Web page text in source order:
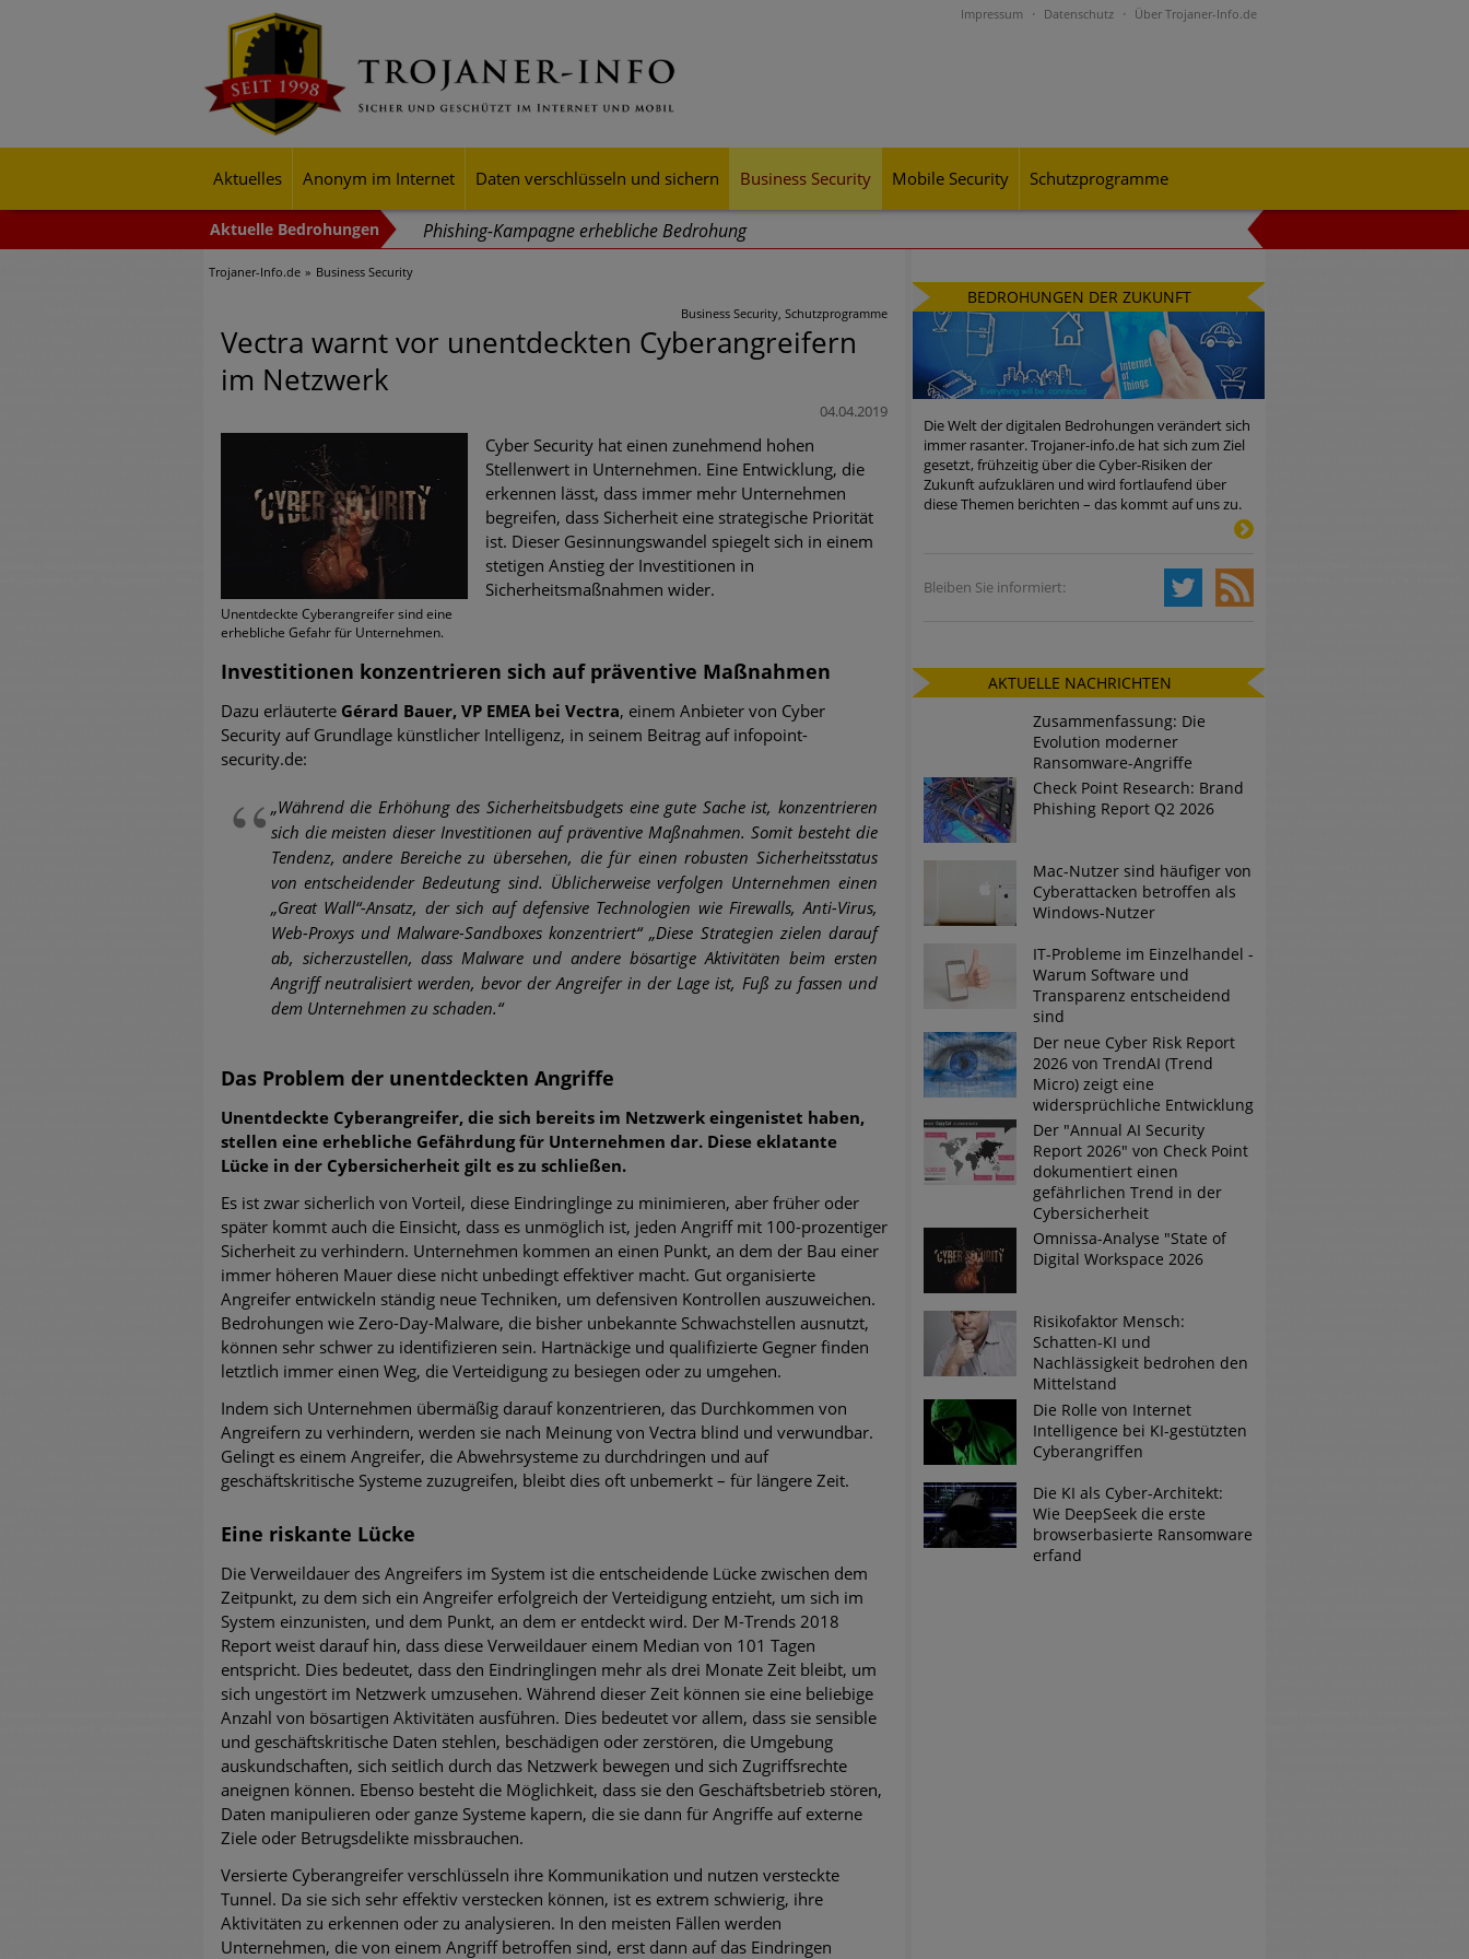
Impressum Datenschutz Über Trojaner-Info.de
Aktuelles Anonym im Internet Daten verschlüsseln und sichern Business Security Mobile Security Schutzprogramme
Phishing-Kampagne erhebliche Bedrohung
Trends bei Cyber Crimes 2024: Experten rechnen mit neue Welle an Social-Engineering-Betrugsmaschen und
Exponentiell wachsende Risiken, eine immer unübersichtlichere Cyber-Bedrohungslage – was CISOs jetzt für
Digitale Assets aller Arten im Fokus der aktuellen Cyber-Bedrohungen
Ungebremster Aufstieg: Mega-Ransomware. Deutsche Unternehmen dürfen Bedrohungspotential nicht
unterschätzen
Weiterentwicklung der HTTP-basierten Cyberangriffe lässt Experten vor Tsunami bei Web-DDoS-Angriffen
Phishing-Trend: Führungskräfte im Visier. Was hilft gegen Harpoon Whaling?
Aktuelle Phishing-Kampagnen mit großen Markennamen – Amazon hat nun reagiert
Fake-Unternehmensprofile auf LinkedIn: Unternehmen und Nutzer im Visier der Datendiebe
Trojaner-Info.de Business Security
Business Security, Schutzprogramme
Vectra warnt vor unentdeckten Cyberangreifern
im Netzwerk
04.04.2019
Unentdeckte Cyberangreifer sind eine
erhebliche Gefahr für Unternehmen.
Cyber Security hat einen zunehmend hohen
Stellenwert in Unternehmen. Eine Entwicklung, die
erkennen lässt, dass immer mehr Unternehmen
begreifen, dass Sicherheit eine strategische Priorität
ist. Dieser Gesinnungswandel spiegelt sich in einem
stetigen Anstieg der Investitionen in
Sicherheitsmaßnahmen wider.
Investitionen konzentrieren sich auf präventive Maßnahmen
Dazu erläuterte Gérard Bauer, VP EMEA bei Vectra, einem Anbieter von Cyber
Security auf Grundlage künstlicher Intelligenz, in seinem Beitrag auf infopoint-
security.de:
„Während die Erhöhung des Sicherheitsbudgets eine gute Sache ist, konzentrieren
sich die meisten dieser Investitionen auf präventive Maßnahmen. Somit besteht die
Tendenz, andere Bereiche zu übersehen, die für einen robusten Sicherheitsstatus
von entscheidender Bedeutung sind. Üblicherweise verfolgen Unternehmen einen
„Great Wall“-Ansatz, der sich auf defensive Technologien wie Firewalls, Anti-Virus,
Web-Proxys und Malware-Sandboxes konzentriert“ „Diese Strategien zielen darauf
ab, sicherzustellen, dass Malware und andere bösartige Aktivitäten beim ersten
Angriff neutralisiert werden, bevor der Angreifer in der Lage ist, Fuß zu fassen und
dem Unternehmen zu schaden.“
Das Problem der unentdeckten Angriffe
Unentdeckte Cyberangreifer, die sich bereits im Netzwerk eingenistet haben,
stellen eine erhebliche Gefährdung für Unternehmen dar. Diese eklatante
Lücke in der Cybersicherheit gilt es zu schließen.
Es ist zwar sicherlich von Vorteil, diese Eindringlinge zu minimieren, aber früher oder
später kommt auch die Einsicht, dass es unmöglich ist, jeden Angriff mit 100-prozentiger
Sicherheit zu verhindern. Unternehmen kommen an einen Punkt, an dem der Bau einer
immer höheren Mauer diese nicht unbedingt effektiver macht. Gut organisierte
Angreifer entwickeln ständig neue Techniken, um defensiven Kontrollen auszuweichen.
Bedrohungen wie Zero-Day-Malware, die bisher unbekannte Schwachstellen ausnutzt,
können sehr schwer zu identifizieren sein. Hartnäckige und qualifizierte Gegner finden
letztlich immer einen Weg, die Verteidigung zu besiegen oder zu umgehen.
Indem sich Unternehmen übermäßig darauf konzentrieren, das Durchkommen von
Angreifern zu verhindern, werden sie nach Meinung von Vectra blind und verwundbar.
Gelingt es einem Angreifer, die Abwehrsysteme zu durchdringen und auf
geschäftskritische Systeme zuzugreifen, bleibt dies oft unbemerkt – für längere Zeit.
Eine riskante Lücke
Die Verweildauer des Angreifers im System ist die entscheidende Lücke zwischen dem
Zeitpunkt, zu dem sich ein Angreifer erfolgreich der Verteidigung entzieht, um sich im
System einzunisten, und dem Punkt, an dem er entdeckt wird. Der M-Trends 2018
Report weist darauf hin, dass diese Verweildauer einem Median von 101 Tagen
entspricht. Dies bedeutet, dass den Eindringlingen mehr als drei Monate Zeit bleibt, um
sich ungestört im Netzwerk umzusehen. Während dieser Zeit können sie eine beliebige
Anzahl von bösartigen Aktivitäten ausführen. Dies bedeutet vor allem, dass sie sensible
und geschäftskritische Daten stehlen, beschädigen oder zerstören, die Umgebung
auskundschaften, sich seitlich durch das Netzwerk bewegen und sich Zugriffsrechte
aneignen können. Ebenso besteht die Möglichkeit, dass sie den Geschäftsbetrieb stören,
Daten manipulieren oder ganze Systeme kapern, die sie dann für Angriffe auf externe
Ziele oder Betrugsdelikte missbrauchen.
Versierte Cyberangreifer verschlüsseln ihre Kommunikation und nutzen versteckte
Tunnel. Da sie sich sehr effektiv verstecken können, ist es extrem schwierig, ihre
Aktivitäten zu erkennen oder zu analysieren. In den meisten Fällen werden
Unternehmen, die von einem Angriff betroffen sind, erst dann auf das Eindringen
BEDROHUNGEN DER ZUKUNFT
Die Welt der digitalen Bedrohungen verändert sich
immer rasanter. Trojaner-info.de hat sich zum Ziel
gesetzt, frühzeitig über die Cyber-Risiken der
Zukunft aufzuklären und wird fortlaufend über
diese Themen berichten – das kommt auf uns zu.
Bleiben Sie informiert:
AKTUELLE NACHRICHTEN
Zusammenfassung: Die
Evolution moderner
Ransomware-Angriffe
Check Point Research: Brand
Phishing Report Q2 2026
Mac-Nutzer sind häufiger von
Cyberattacken betroffen als
Windows-Nutzer
IT-Probleme im Einzelhandel -
Warum Software und
Transparenz entscheidend
sind
Der neue Cyber Risk Report
2026 von TrendAI (Trend
Micro) zeigt eine
widersprüchliche Entwicklung
Der "Annual AI Security
Report 2026" von Check Point
dokumentiert einen
gefährlichen Trend in der
Cybersicherheit
Omnissa-Analyse "State of
Digital Workspace 2026
Risikofaktor Mensch:
Schatten-KI und
Nachlässigkeit bedrohen den
Mittelstand
Die Rolle von Internet
Intelligence bei KI-gestützten
Cyberangriffen
Die KI als Cyber-Architekt:
Wie DeepSeek die erste
browserbasierte Ransomware
erfand